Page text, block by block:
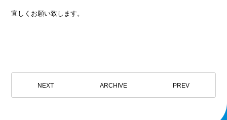
宜しくお願い致します。
NEXT ARCHIVE PREV